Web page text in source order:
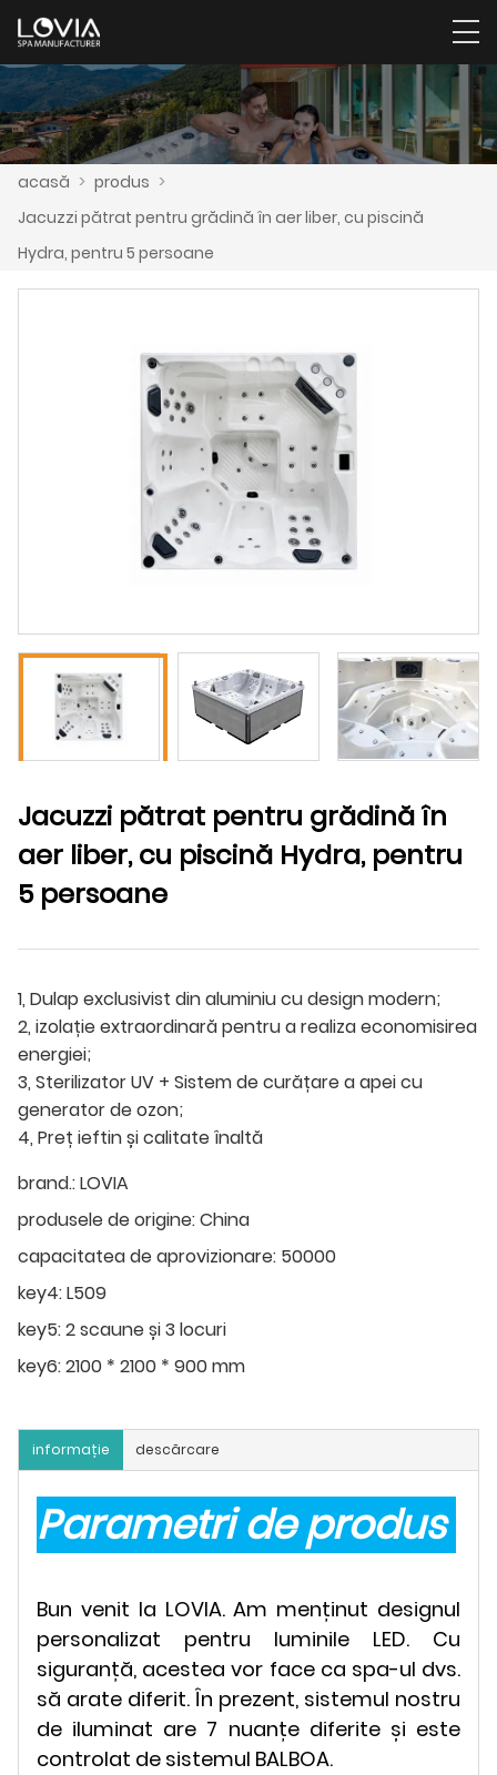
acasă > produs >
Jacuzzi pătrat pentru grădină în aer liber, cu piscină
Hydra, pentru 5 persoane
Jacuzzi pătrat pentru grădină în
aer liber, cu piscină Hydra, pentru
5 persoane
1, Dulap exclusivist din aluminiu cu design modern;
2, izolație extraordinară pentru a realiza economisirea
energiei;
3, Sterilizator UV + Sistem de curățare a apei cu
generator de ozon;
4, Preț ieftin și calitate înaltă
brand.:LOVIA
produsele de origine:China
capacitatea de aprovizionare: 50000
key4:L509
key5:2 scaune și 3 locuri
key6:2100 * 2100 * 900 mm
informație descărcare
Parametri de produs
Bun venit la LOVIA. Am menținut designul
personalizat pentru luminile LED. Cu
siguranță, acestea vor face ca spa-ul dvs.
să arate diferit. În prezent, sistemul nostru
de iluminat are 7 nuanțe diferite și este
controlat de sistemul BALBOA.